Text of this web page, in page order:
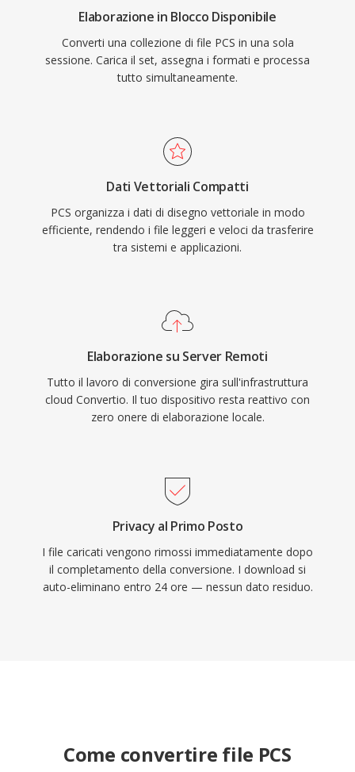
Elaborazione in Blocco Disponibile
Converti una collezione di file PCS in una sola
sessione. Carica il set, assegna i formati e processa
tutto simultaneamente.
Dati Vettoriali Compatti
PCS organizza i dati di disegno vettoriale in modo
efficiente, rendendo i file leggeri e veloci da trasferire
tra sistemi e applicazioni.
Elaborazione su Server Remoti
Tutto il lavoro di conversione gira sull'infrastruttura
cloud Convertio. Il tuo dispositivo resta reattivo con
zero onere di elaborazione locale.
Privacy al Primo Posto
I file caricati vengono rimossi immediatamente dopo
il completamento della conversione. I download si
auto-eliminano entro 24 ore — nessun dato residuo.
Come convertire file PCS